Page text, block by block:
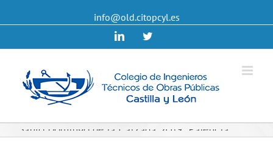
info@old.citopcyl.es
LinkedinTwitter
Santo Domingo de la Calzada 2019. Palencia